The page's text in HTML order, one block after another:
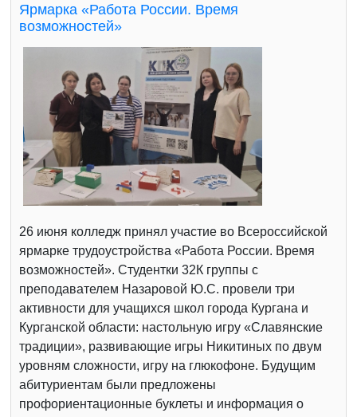
Ярмарка «Работа России. Время
возможностей»
26 июня колледж принял участие во Всероссийской
ярмарке трудоустройства «Работа России. Время
возможностей». Студентки 32К группы с
преподавателем Назаровой Ю.С. провели три
активности для учащихся школ города Кургана и
Курганской области: настольную игру «Славянские
традиции», развивающие игры Никитиных по двум
уровням сложности, игру на глюкофоне. Будущим
абитуриентам были предложены
профориентационные буклеты и информация о